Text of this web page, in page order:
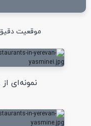
موقعیت
نمونه‌ای